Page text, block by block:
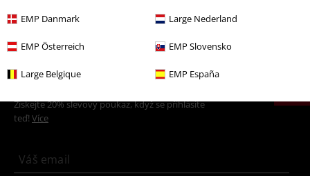
EMP Danmark Large Nederland
EMP Österreich EMP Slovensko
Large Belgique EMP España
Výprodej % Doplňky Šátky & Bandana šátky
Získejte 20% slevový poukaz, když se přihlásíte
teď! Více